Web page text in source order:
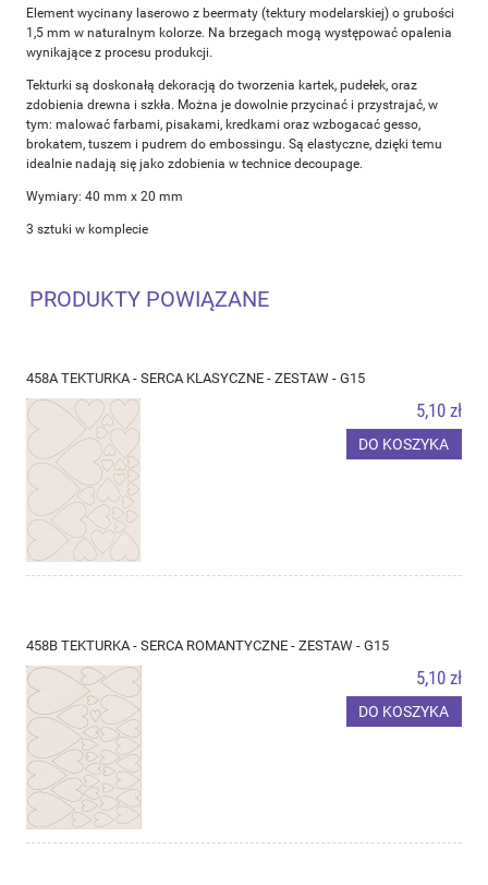
Element wycinany laserowo z beermaty (tektury modelarskiej) o grubości
1,5 mm w naturalnym kolorze. Na brzegach mogą występować opalenia
wynikające z procesu produkcji.
Tekturki są doskonałą dekoracją do tworzenia kartek, pudełek, oraz
zdobienia drewna i szkła. Można je dowolnie przycinać i przystrajać, w
tym: malować farbami, pisakami, kredkami oraz wzbogacać gesso,
brokatem, tuszem i pudrem do embossingu. Są elastyczne, dzięki temu
idealnie nadają się jako zdobienia w technice decoupage.
Wymiary: 40 mm x 20 mm
3 sztuki w komplecie
PRODUKTY POWIĄZANE
458A TEKTURKA - SERCA KLASYCZNE - ZESTAW - G15
5,10 zł
DO KOSZYKA
458B TEKTURKA - SERCA ROMANTYCZNE - ZESTAW - G15
5,10 zł
DO KOSZYKA